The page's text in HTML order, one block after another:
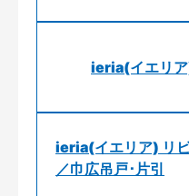
ieria(イエリア
ieria(イエリア) リ
／巾広吊戸･片引